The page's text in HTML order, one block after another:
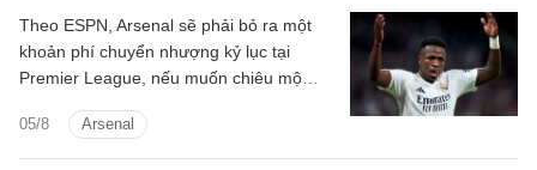
05/8 Arsenal
Theo ESPN, Arsenal sẽ phải bỏ ra một
khoản phí chuyển nhượng kỷ lục tại
Premier League, nếu muốn chiêu mộ